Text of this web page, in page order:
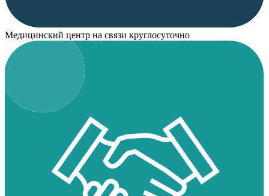
Медицинский центр на связи круглосуточно